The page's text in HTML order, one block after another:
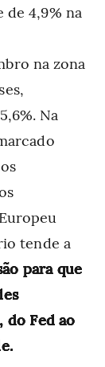
de 4,9% na
na zona
Na
tende a
para que
do Fed ao